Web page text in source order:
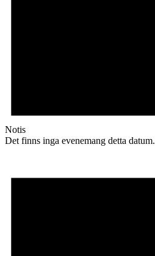
Notis
Det finns inga evenemang detta datum.